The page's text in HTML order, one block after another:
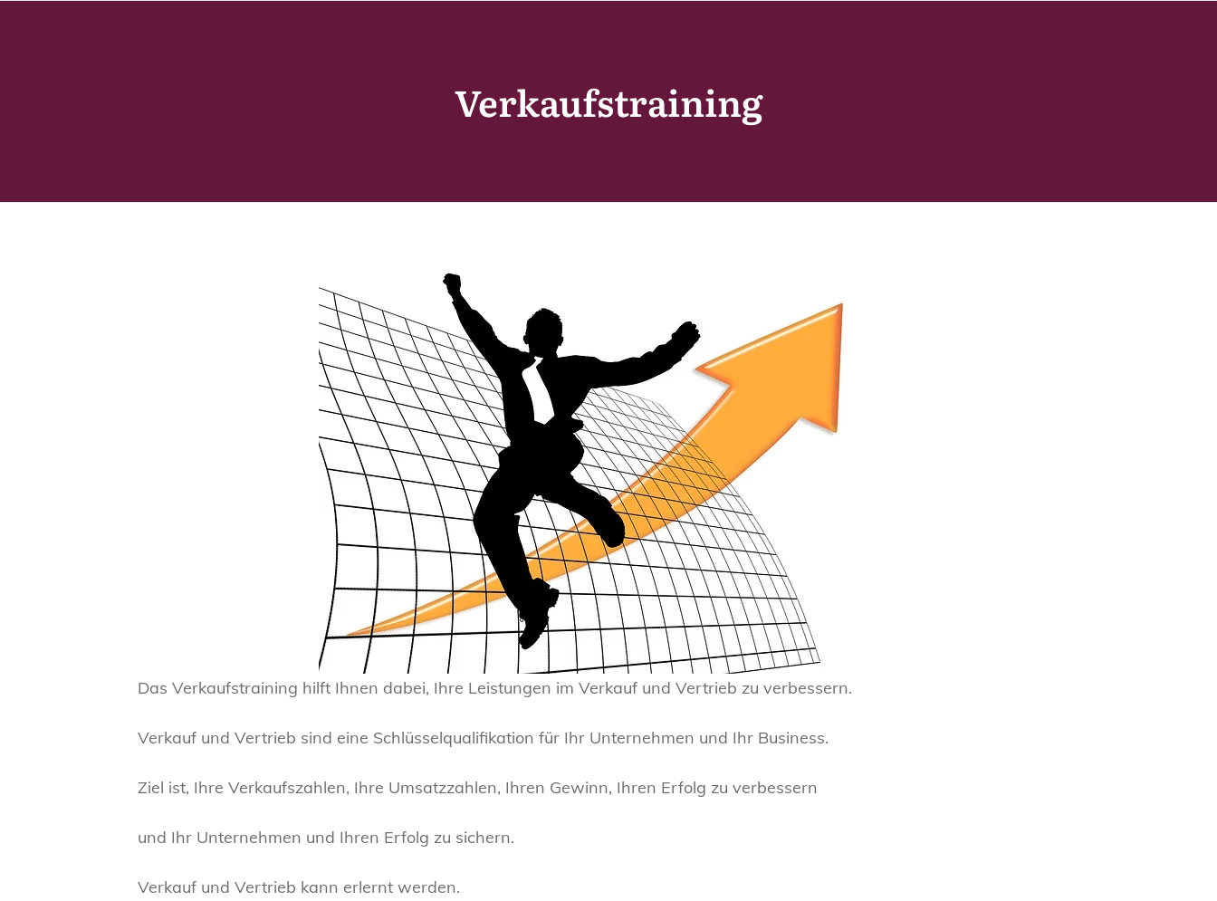
Verkaufstraining
Das Verkaufstraining hilft Ihnen dabei, Ihre Leistungen im Verkauf und Vertrieb zu verbessern.
Verkauf und Vertrieb sind eine Schlüsselqualifikation für Ihr Unternehmen und Ihr Business.
Ziel ist, Ihre Verkaufszahlen, Ihre Umsatzzahlen, Ihren Gewinn, Ihren Erfolg zu verbessern
und Ihr Unternehmen und Ihren Erfolg zu sichern.
Verkauf und Vertrieb kann erlernt werden.